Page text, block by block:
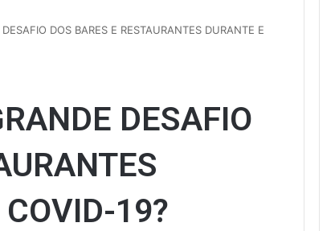
DOS BARES E RESTAURANTES DURANTE E
DESAFIO
19?